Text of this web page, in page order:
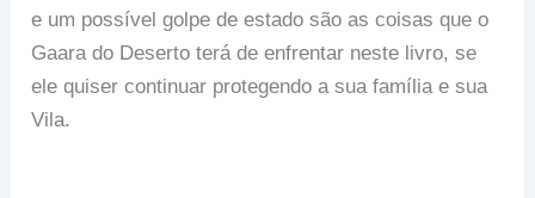
e um possível golpe de estado são as coisas que o
Gaara do Deserto terá de enfrentar neste livro, se
ele quiser continuar protegendo a sua família e sua
Vila.